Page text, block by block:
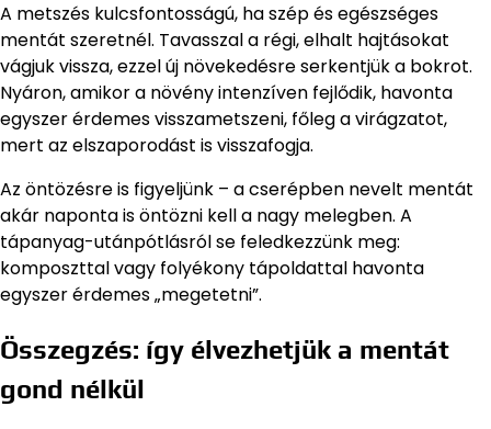
A metszés kulcsfontosságú, ha szép és egészséges
mentát szeretnél. Tavasszal a régi, elhalt hajtásokat
vágjuk vissza, ezzel új növekedésre serkentjük a bokrot.
Nyáron, amikor a növény intenzíven fejlődik, havonta
egyszer érdemes visszametszeni, főleg a virágzatot,
mert az elszaporodást is visszafogja.
Az öntözésre is figyeljünk – a cserépben nevelt mentát
akár naponta is öntözni kell a nagy melegben. A
tápanyag-utánpótlásról se feledkezzünk meg:
komposzttal vagy folyékony tápoldattal havonta
egyszer érdemes „megetetni”.
Összegzés: így élvezhetjük a mentát
gond nélkül